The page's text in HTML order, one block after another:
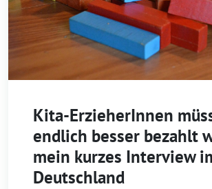
Kita-ErzieherInnen
endlich besser bezahlt
mein kurzes Interview
Deutschland